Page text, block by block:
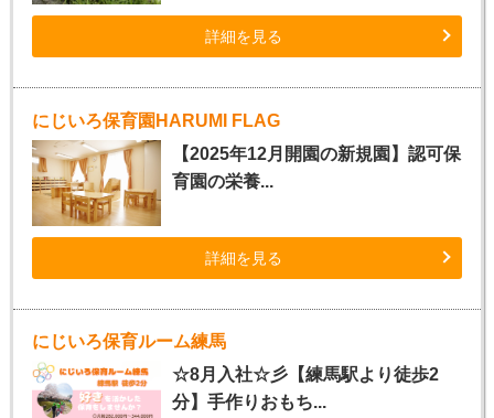
詳細を見る
にじいろ保育園HARUMI FLAG
【2025年12月開園の新規園】認可保
育園の栄養...
詳細を見る
にじいろ保育ルーム練馬
☆8月入社☆彡【練馬駅より徒歩2
分】手作りおもち...